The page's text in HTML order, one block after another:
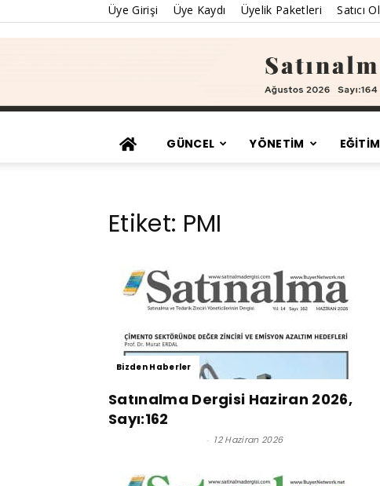
Üye Girişi Üye Kaydı Üyelik Paketleri Satıcı Ol
GÜNCEL YÖNETİM EĞİTİM
Etiket: PMI
Bizden Haberler
Satınalma Dergisi Haziran 2026,
Sayı:162
- 12 Haziran 2026